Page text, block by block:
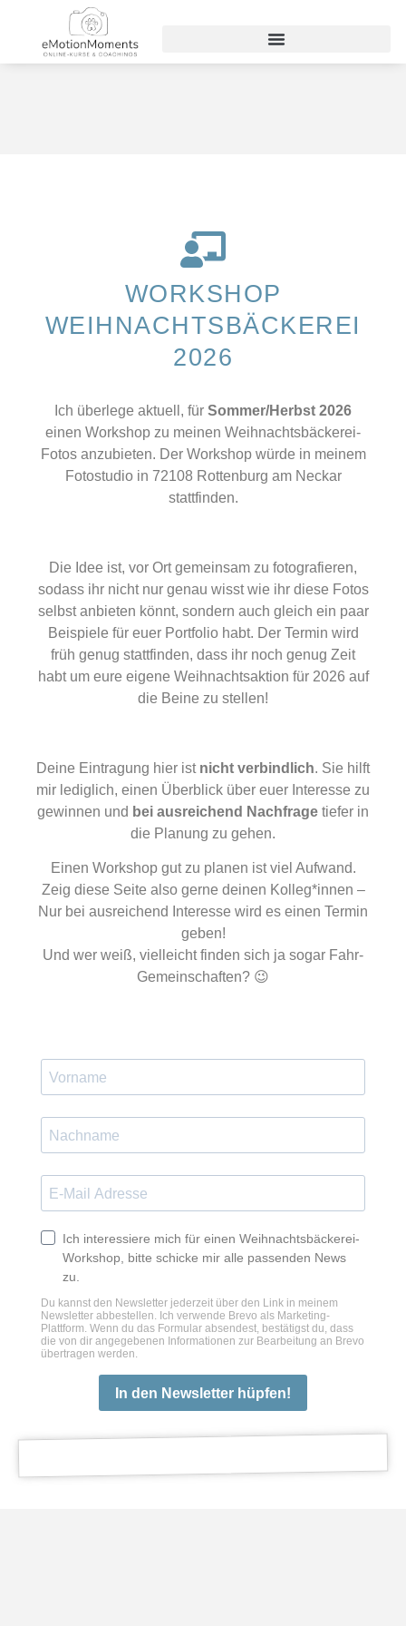
WORKSHOP
WEIHNACHTSBÄCKEREI
2026
Ich überlege aktuell, für Sommer/Herbst 2026
einen Workshop zu meinen Weihnachtsbäckerei-
Fotos anzubieten. Der Workshop würde in meinem
Fotostudio in 72108 Rottenburg am Neckar
stattfinden.
Die Idee ist, vor Ort gemeinsam zu fotografieren,
sodass ihr nicht nur genau wisst wie ihr diese Fotos
selbst anbieten könnt, sondern auch gleich ein paar
Beispiele für euer Portfolio habt. Der Termin wird
früh genug stattfinden, dass ihr noch genug Zeit
habt um eure eigene Weihnachtsaktion für 2026 auf
die Beine zu stellen!
Deine Eintragung hier ist nicht verbindlich. Sie hilft
mir lediglich, einen Überblick über euer Interesse zu
gewinnen und bei ausreichend Nachfrage tiefer in
die Planung zu gehen.
Einen Workshop gut zu planen ist viel Aufwand.
Zeig diese Seite also gerne deinen Kolleg*innen –
Nur bei ausreichend Interesse wird es einen Termin
geben!
Und wer weiß, vielleicht finden sich ja sogar Fahr-
Gemeinschaften? 😉